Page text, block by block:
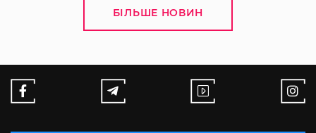
БІЛЬШЕ НОВИН